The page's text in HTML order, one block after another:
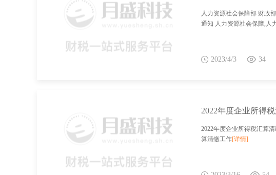
人力资源社会保障部 财政
通知 人力资源社会保障,人
2023/4/3 34
2022年度企业所得
2022年度企业所得税汇算
算清缴工作[详情]